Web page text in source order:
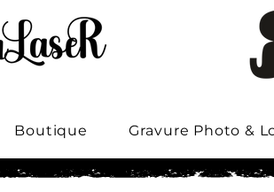
Boutique Gravure Photo &